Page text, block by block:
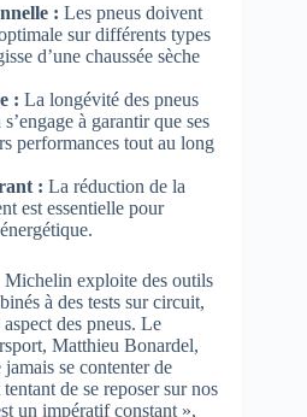
: Les pneus doivent
sur différents types
d’une chaussée sèche
: La longévité des pneus
à garantir que ses
performances tout au long
: La réduction de la
est essentielle pour
Michelin exploite des outils
à des tests sur circuit,
des pneus. Le
Matthieu Bonardel,
se contenter de
de se reposer sur nos
un impératif constant »,